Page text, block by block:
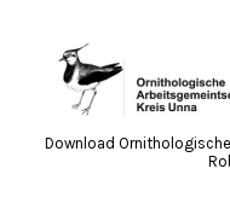
Download